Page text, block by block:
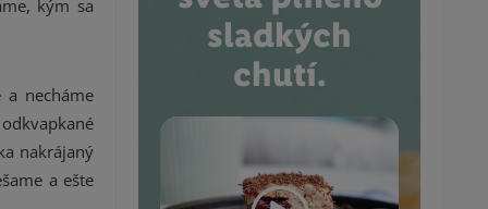
kým sa
necháme
nakrájaný
a ešte
sladkých
chutí.